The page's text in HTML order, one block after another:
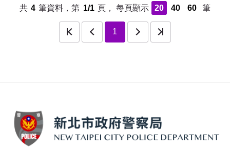
共 4 筆資料，第 1/1 頁，每頁顯示 20 40 60 筆
1
最後一頁